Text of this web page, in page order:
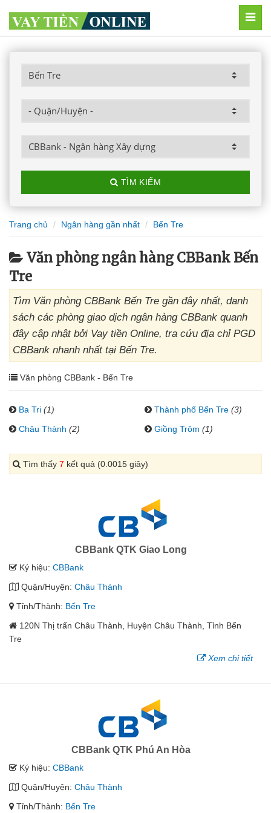
TÌM KIẾM
Trang chủ Ngân hàng gần nhất Bến Tre
Văn phòng ngân hàng CBBank Bến
Tre
Tìm Văn phòng CBBank Bến Tre gần đây nhất, danh
sách các phòng giao dịch ngân hàng CBBank quanh
đây cập nhật bởi Vay tiền Online, tra cứu địa chỉ PGD
CBBank nhanh nhất tại Bến Tre.
Văn phòng CBBank - Bến Tre
Ba Tri (1) Thành phố Bến Tre (3)
Châu Thành (2) Giồng Trôm (1)
Tìm thấy 7 kết quả (0.0015 giây)
CBBank QTK Giao Long
Ký hiệu: CBBank
Quận/Huyện: Châu Thành
Tỉnh/Thành: Bến Tre
120N Thị trấn Châu Thành, Huyện Châu Thành, Tỉnh Bến
Tre
Xem chi tiết
CBBank QTK Phú An Hòa
Ký hiệu: CBBank
Quận/Huyện: Châu Thành
Tỉnh/Thành: Bến Tre